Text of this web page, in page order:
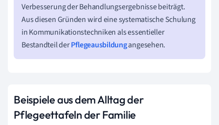
Verbesserung der Behandlungsergebnisse beiträgt.
Aus diesen Gründen wird eine systematische Schulung
in Kommunikationstechniken als essentieller
Bestandteil derPflegeausbildungangesehen.
Beispiele aus dem Alltag der
Pflegeettafeln der Familie